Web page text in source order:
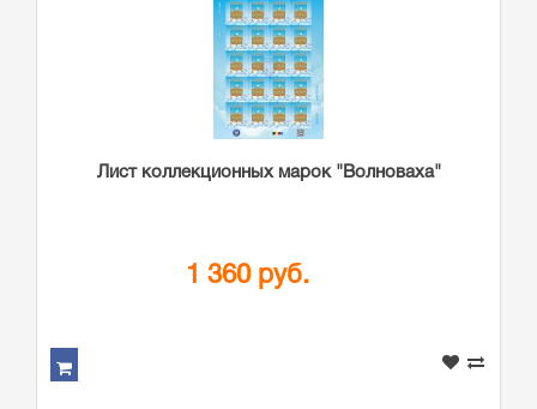
Лист коллекционных марок "Волноваха"
1 360 руб.